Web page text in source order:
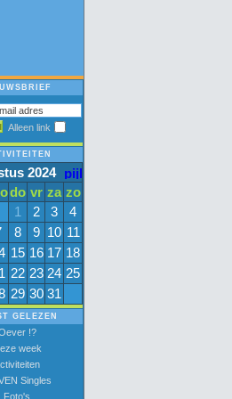
Alleen link
2024
do vr za zo
1
2 3
4
8 9 10 11
15 16 17 18
22 23 24 25
29 30 31
GELEZEN
!?
week
Singles
Foto's